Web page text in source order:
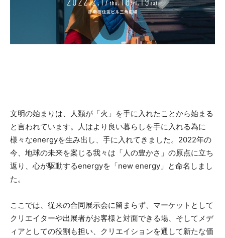
文明の始まりは、人類が「火」を手に入れたことから始まる
と言われています。人はより良い暮らしを手に入れる為に
様々なenergyを生み出し、手に入れてきました。2022年の
今、地球の未来を案じる我々は「人の豊かさ」の原点に立ち
返り、心が駆動するenergyを「new energy」と命名しまし
た。
ここでは、従来の合同展示会に留まらず、マーケットとして
クリエイターや出展者がお客様と対面できる場、そしてメデ
ィアとしての役割も担い、クリエイションを通して新たな価